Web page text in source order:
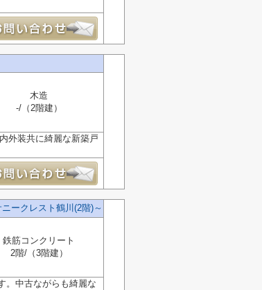
木造
-/（2階建）
外装共に綺麗な新築戸
ークレスト鶴川(2階)～
鉄筋コンクリート
2階/（3階建）
。中古ながらも綺麗な